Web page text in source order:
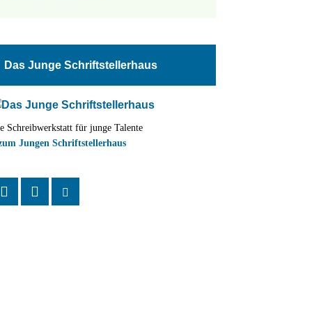
Das Junge Schriftstellerhaus
Schreibwerkstatt für junge Talente
Jungen Schriftstellerhaus